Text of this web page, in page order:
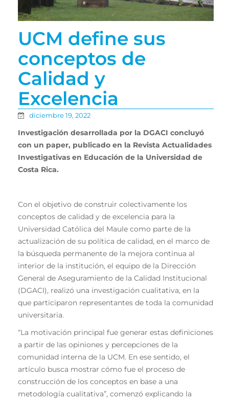
UCM define sus
conceptos de
Calidad y
Excelencia
diciembre 19, 2022
Investigación desarrollada por la DGACI concluyó
con un paper, publicado en la Revista Actualidades
Investigativas en Educación de la Universidad de
Costa Rica.
Con el objetivo de construir colectivamente los
conceptos de calidad y de excelencia para la
Universidad Católica del Maule como parte de la
actualización de su política de calidad, en el marco de
la búsqueda permanente de la mejora continua al
interior de la institución, el equipo de la Dirección
General de Aseguramiento de la Calidad Institucional
(DGACI), realizó una investigación cualitativa, en la
que participaron representantes de toda la comunidad
universitaria.
“La motivación principal fue generar estas definiciones
a partir de las opiniones y percepciones de la
comunidad interna de la UCM. En ese sentido, el
artículo busca mostrar cómo fue el proceso de
construcción de los conceptos en base a una
metodología cualitativa”, comenzó explicando la